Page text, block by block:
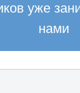
уже
нами